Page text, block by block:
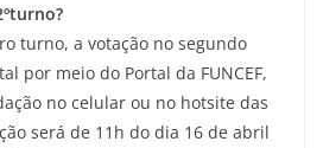
turno, a votação no segundo
por meio do Portal da FUNCEF,
no celular ou no hotsite das
será de 11h do dia 16 de abril